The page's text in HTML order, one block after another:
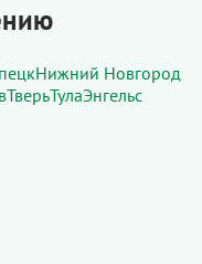
Нижний Новгород
ТверьТулаЭнгельс